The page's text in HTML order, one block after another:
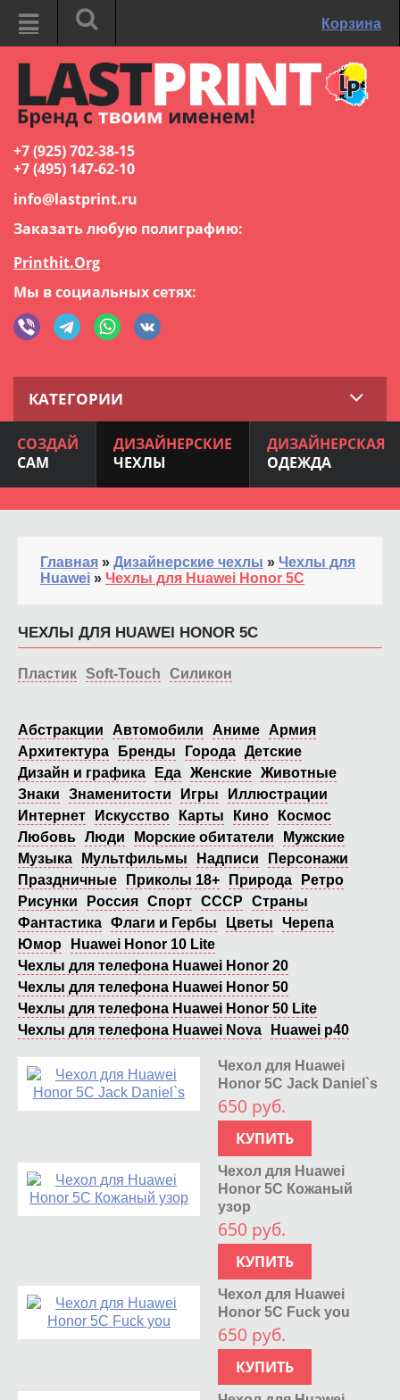
Корзина
+7 (925) 702-38-15
+7 (495) 147-62-10
info@lastprint.ru
Заказать любую полиграфию:
Printhit.Org
Мы в социальных сетях:
КАТЕГОРИИ
СОЗДАЙ
САМ
ДИЗАЙНЕРСКИЕ
ЧЕХЛЫ
ДИЗАЙНЕРСКАЯ
ОДЕЖДА
Главная » Дизайнерские чехлы » Чехлы для
Huawei » Чехлы для Huawei Honor 5C
ЧЕХЛЫ ДЛЯ HUAWEI HONOR 5C
Пластик Soft-Touch Силикон
Абстракции Автомобили Аниме
Армия
Архитектура
Бренды Города Детские
Дизайн и графика
Еда Женские Животные
Знаки
Знаменитости Игры
Иллюстрации
Интернет
Искусство Карты Кино
Космос
Любовь Люди Морские обитатели
Мужские
Музыка
Мультфильмы Надписи
Персонажи
Праздничные
Приколы 18+ Природа
Ретро
Рисунки
Россия Спорт СССР
Страны
Фантастика Флаги и Гербы Цветы
Черепа
Юмор
Huawei Honor 10 Lite
Чехлы для телефона Huawei Honor 20
Чехлы для телефона Huawei Honor 50
Чехлы для телефона Huawei Honor 50 Lite
Чехлы для телефона Huawei Nova
Huawei p40
Чехол для Huawei
Honor 5C Jack Daniel`s
650 руб.
КУПИТЬ
Чехол для Huawei
Honor 5C Кожаный
узор
650 руб.
КУПИТЬ
Чехол для Huawei
Honor 5C Fuck you
650 руб.
КУПИТЬ